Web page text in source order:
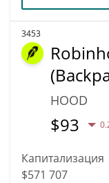
3453
HOOD
$93
Капитализация
$571 707